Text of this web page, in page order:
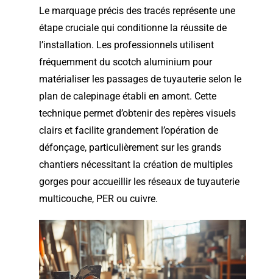
Le marquage précis des tracés représente une
étape cruciale qui conditionne la réussite de
l’installation. Les professionnels utilisent
fréquemment du scotch aluminium pour
matérialiser les passages de tuyauterie selon le
plan de calepinage établi en amont. Cette
technique permet d’obtenir des repères visuels
clairs et facilite grandement l’opération de
défonçage, particulièrement sur les grands
chantiers nécessitant la création de multiples
gorges pour accueillir les réseaux de tuyauterie
multicouche, PER ou cuivre.